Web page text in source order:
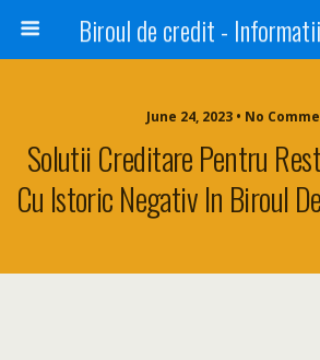
June 24, 2023 • No
Solutii Creditare Pentru
Cu Istoric Negativ In Biroul